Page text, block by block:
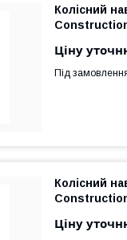
Колісний
Ціну
Під
Колісний
Ціну